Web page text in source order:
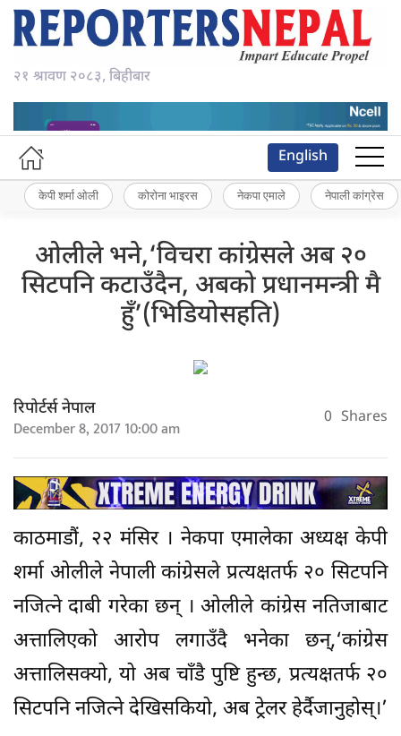
२१ श्रावण २०८३, बिहीबार
English
केपी शर्मा ओली कोरोना भाइरस नेकपा एमाले नेपाली कांग्रेस
ओलीले भने,‘विचरा कांग्रेसले अब २०
सिटपनि कटाउँदैन, अबको प्रधानमन्त्री मै
हुँ’(भिडियोसहति)
रिपोर्टर्स नेपाल
December 8, 2017 10:00 am 0 Shares
काठमाडौं, २२ मंसिर । नेकपा एमालेका अध्यक्ष केपी
शर्मा ओलीले नेपाली कांग्रेसले प्रत्यक्षतर्फ २० सिटपनि
नजित्ने दाबी गरेका छन् । ओलीले कांग्रेस नतिजाबाट
अत्तालिएको आरोप लगाउँदै भनेका छन्,‘कांग्रेस
अत्तालिसक्यो, यो अब चाँडै पुष्टि हुन्छ, प्रत्यक्षतर्फ २०
सिटपनि नजित्ने देखिसकियो, अब ट्रेलर हेर्दैजानुहोस्।’